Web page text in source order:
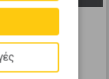
προς